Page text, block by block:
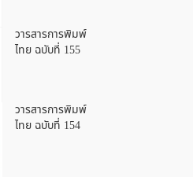
วารสารการพิมพ์
ไทย ฉบับที่ 155
วารสารการพิมพ์
ไทย ฉบับที่ 154